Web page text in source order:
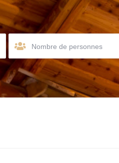
Nombre de personnes